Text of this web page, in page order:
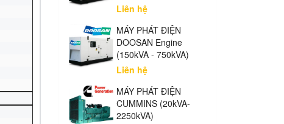
Liên hệ
MÁY PHÁT ĐIỆN
DOOSAN Engine
(150kVA - 750kVA)
Liên hệ
MÁY PHÁT ĐIỆN
CUMMINS (20kVA-
2250kVA)